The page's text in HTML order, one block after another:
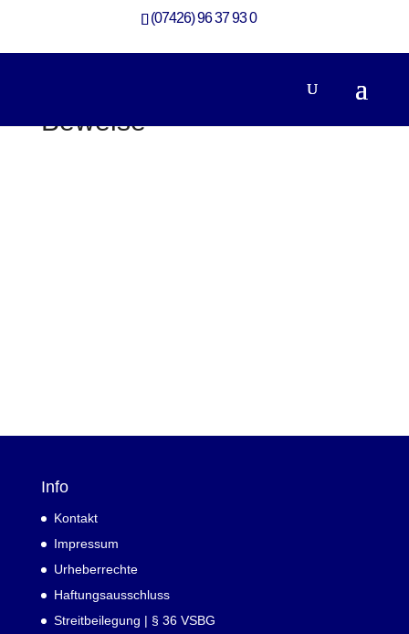
(07426) 96 37 93 0
Beweise
Info
Kontakt
Impressum
Urheberrechte
Haftungsausschluss
Streitbeilegung | § 36 VSBG